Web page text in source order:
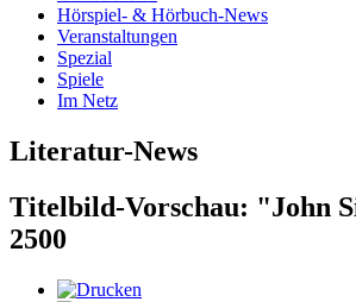
Hörspiel- & Hörbuch-News
Veranstaltungen
Spezial
Spiele
Im Netz
Literatur-News
Titelbild-Vorschau: "John
2500